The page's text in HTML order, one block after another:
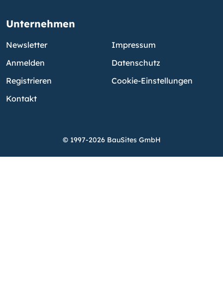
Unternehmen
Newsletter
Anmelden
Registrieren
Kontakt
Impressum
Datenschutz
Cookie-Einstellungen
© 1997-2026 BauSites GmbH